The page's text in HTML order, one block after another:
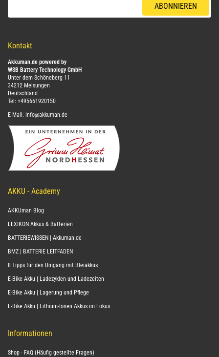
ABONNIEREN
Kontakt
Akkuman.de powered by
WSB Battery Technology GmbH
Unter dem Schöneberg 11
34212 Melsungen
Deutschland
Tel: +495661920150
E-Mail: info@akkuman.de
AKKU - Academy
AKKUman Blog
LEXIKON Akkus & Batterien
BATTERIEWISSEN | Akkuman.de
BMZ | BATTERIE LEITFADEN
8 Tipps für den Umgang mit Bleiakkus
E-Bike Akku | Ladezyklen und Ladezeiten
E-Bike Akku | Lagerung und Pflege
E-Bike Akku | Lithium-Ionen Akkus im Fokus
Informationen
Shop - FAQ (Häufig gestellte Fragen)